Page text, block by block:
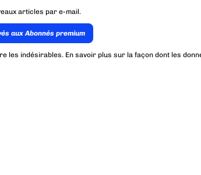
articles par e-mail.
aux Abonnés premium
les indésirables. En savoir plus sur la façon dont les